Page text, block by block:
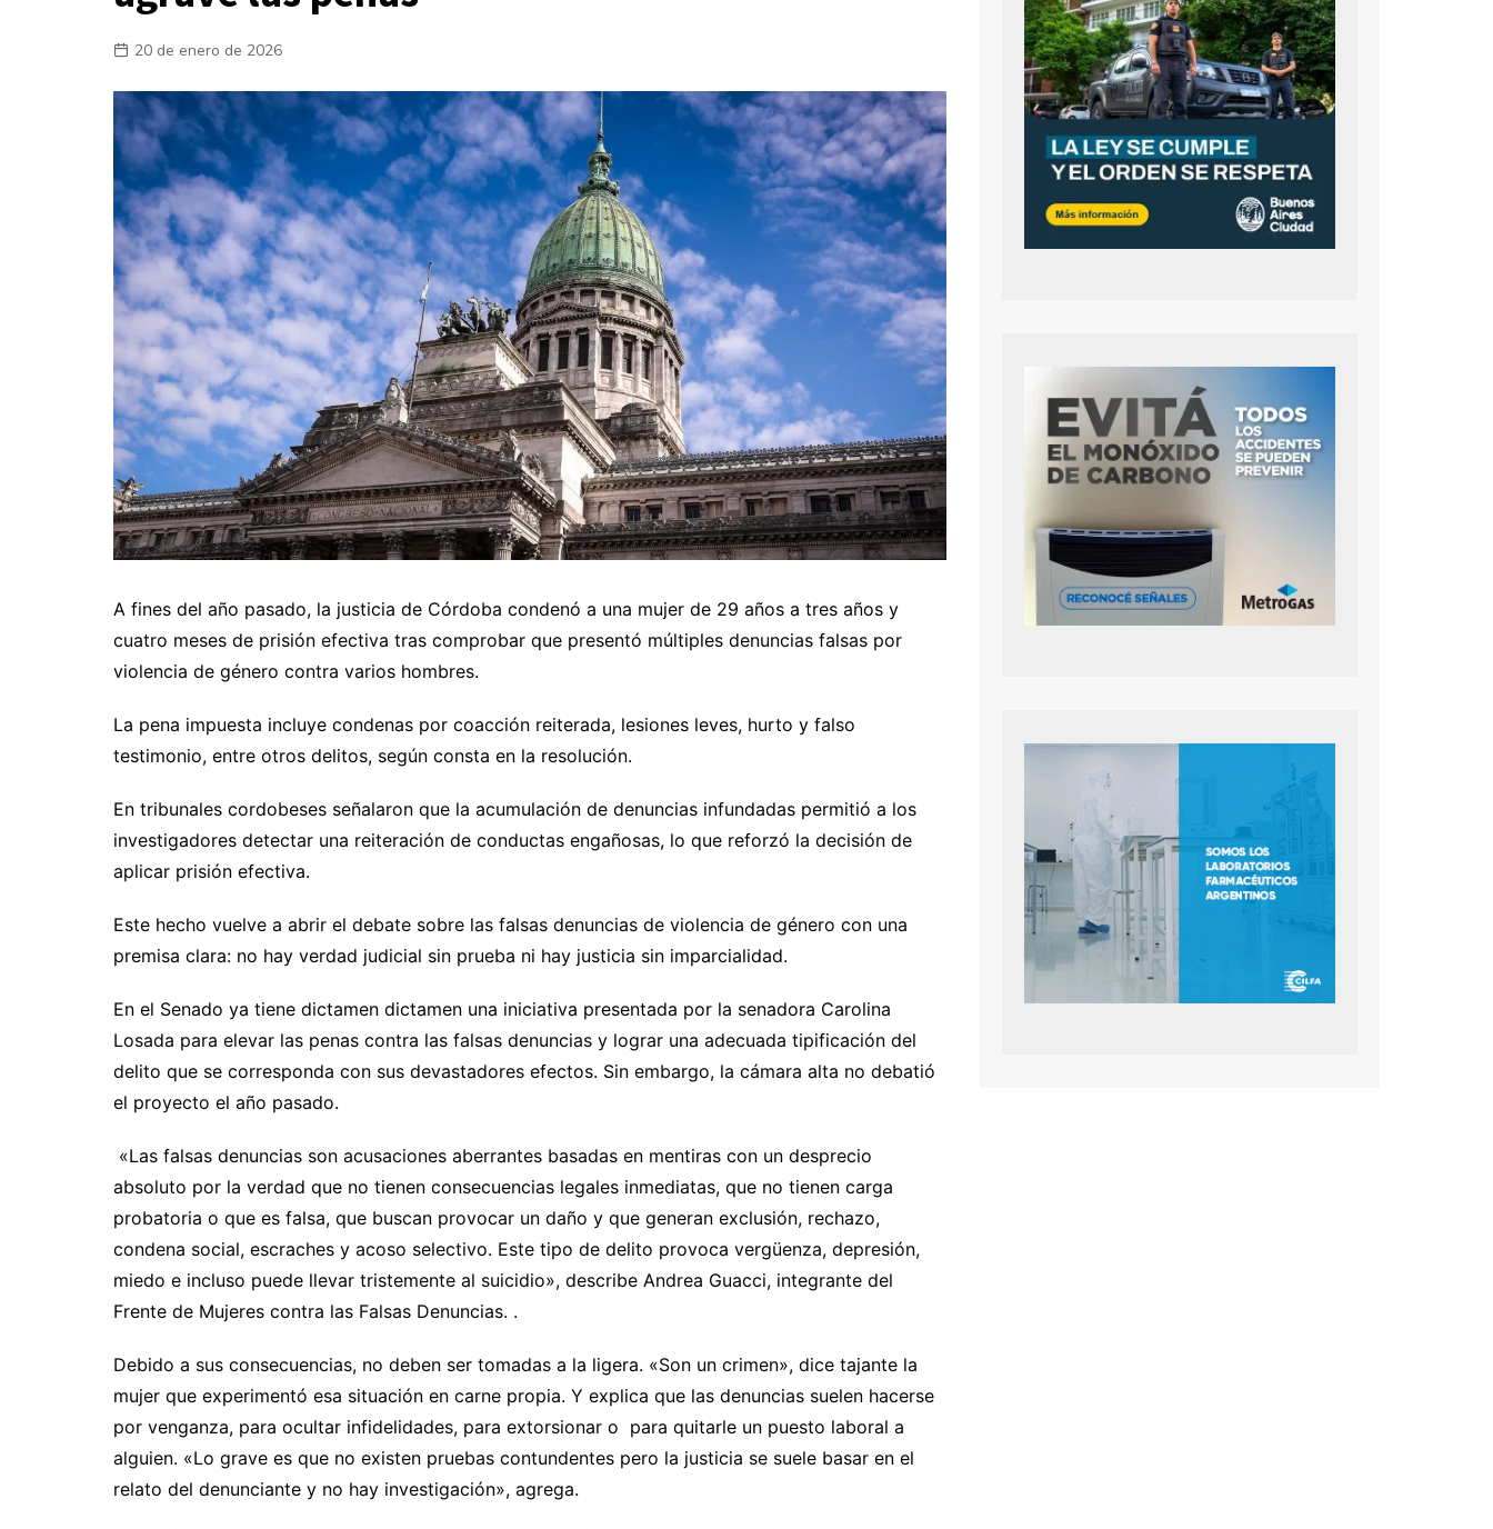
20 de enero de 2026
A fines del año pasado, la justicia de Córdoba condenó a una mujer de 29 años a tres años y
cuatro meses de prisión efectiva tras comprobar que presentó múltiples denuncias falsas por
violencia de género contra varios hombres.
La pena impuesta incluye condenas por coacción reiterada, lesiones leves, hurto y falso
testimonio, entre otros delitos, según consta en la resolución.
En tribunales cordobeses señalaron que la acumulación de denuncias infundadas permitió a los
investigadores detectar una reiteración de conductas engañosas, lo que reforzó la decisión de
aplicar prisión efectiva.
Este hecho vuelve a abrir el debate sobre las falsas denuncias de violencia de género con una
premisa clara: no hay verdad judicial sin prueba ni hay justicia sin imparcialidad.
En el Senado ya tiene dictamen dictamen una iniciativa presentada por la senadora Carolina
Losada para elevar las penas contra las falsas denuncias y lograr una adecuada tipificación del
delito que se corresponda con sus devastadores efectos. Sin embargo, la cámara alta no debatió
el proyecto el año pasado.
«Las falsas denuncias son acusaciones aberrantes basadas en mentiras con un desprecio
absoluto por la verdad que no tienen consecuencias legales inmediatas, que no tienen carga
probatoria o que es falsa, que buscan provocar un daño y que generan exclusión, rechazo,
condena social, escraches y acoso selectivo. Este tipo de delito provoca vergüenza, depresión,
miedo e incluso puede llevar tristemente al suicidio», describe Andrea Guacci, integrante del
Frente de Mujeres contra las Falsas Denuncias. .
Debido a sus consecuencias, no deben ser tomadas a la ligera. «Son un crimen», dice tajante la
mujer que experimentó esa situación en carne propia. Y explica que las denuncias suelen hacerse
por venganza, para ocultar infidelidades, para extorsionar o para quitarle un puesto laboral a
alguien. «Lo grave es que no existen pruebas contundentes pero la justicia se suele basar en el
relato del denunciante y no hay investigación», agrega.